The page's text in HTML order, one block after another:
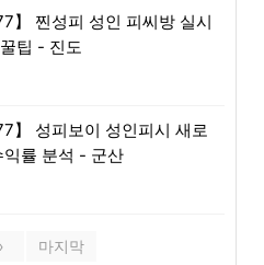
】 찐성피 성인 피씨방 실시
팁 - 진도
】 성피보이 성인피시 새로
익률 분석 - 군산
마지막